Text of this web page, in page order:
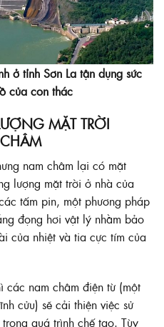
ở tỉnh Sơn La tận dụng sức
của con thác
MẶT TRỜI
nam châm lại có mặt
lượng mặt trời ở nhà của
tấm pin, một phương pháp
đọng hơi vật lý nhằm bảo
của nhiệt và tia cực tím của
nam châm điện từ (một
cửu) sẽ cải thiện việc sử
quá trình chế tạo. Tùy